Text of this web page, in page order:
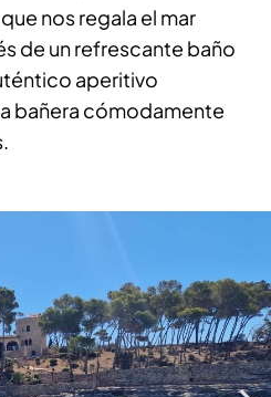
nos regala el mar
de un refrescante baño
aperitivo
bañera cómodamente